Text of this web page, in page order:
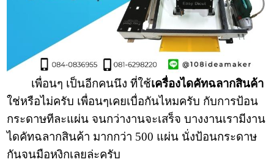
เพื่อนๆ เป็นอีกคนนึง ที่ใช้เครื่องไดคัทฉลากสินค้า
ใช่หรือไม่ครับ เพื่อนๆเคยเบื่อกันไหมครับ กับการป้อน
กระดาษทีละแผ่น จนกว่างานจะเสร็จ บางงานเรามีงาน
ไดคัทฉลากสินค้า มากกว่า 500 แผ่น นั่งป้อนกระดาษ
กันจนมือหงิกเลยล่ะครับ